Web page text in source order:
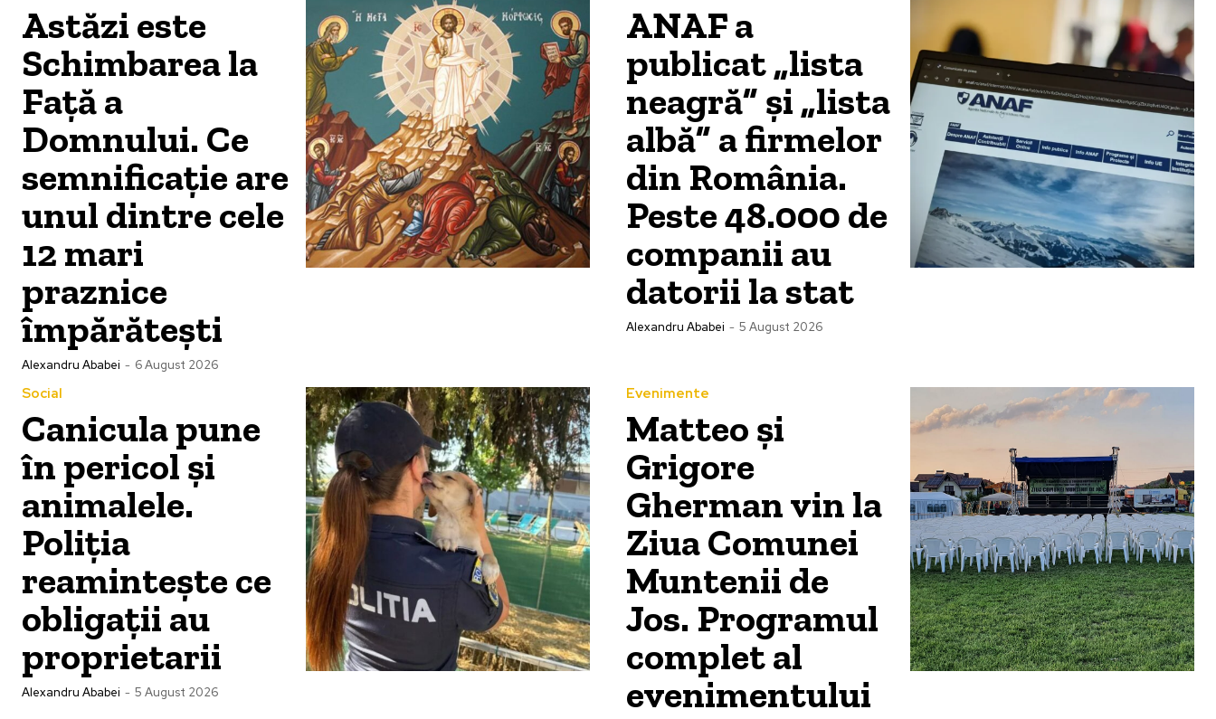
Astăzi este
Schimbarea la
Față a
Domnului. Ce
semnificație are
unul dintre cele
12 mari
praznice
împărătești
Alexandru Ababei - 6 August 2026
ANAF a
publicat „lista
neagră” și „lista
albă” a firmelor
din România.
Peste 48.000 de
companii au
datorii la stat
Alexandru Ababei - 5 August 2026
Social
Canicula pune
în pericol și
animalele.
Poliția
reamintește ce
obligații au
proprietarii
Alexandru Ababei - 5 August 2026
Evenimente
Matteo și
Grigore
Gherman vin la
Ziua Comunei
Muntenii de
Jos. Programul
complet al
evenimentului